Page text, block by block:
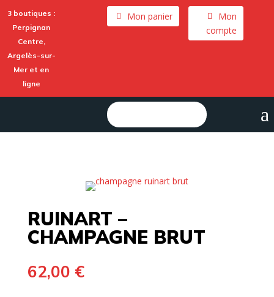
3 boutiques :
Perpignan
Centre,
Argelès-sur-
Mer et en
ligne
Mon panier
Mon
compte
Rechercher : a
RUINART –
CHAMPAGNE BRUT
62,00 €